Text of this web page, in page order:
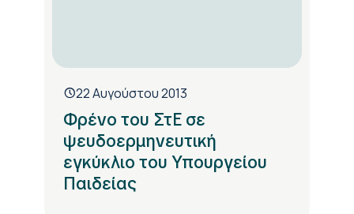
22 Αυγούστου 2013
Φρένο του ΣτΕ σε
ψευδοερμηνευτική
εγκύκλιο του Υπουργείου
Παιδείας